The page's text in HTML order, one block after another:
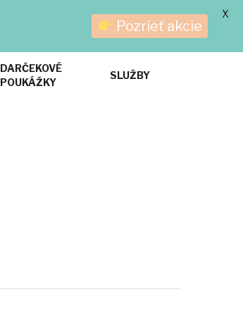
Kontakt
DARČEKOVÉ
POUKÁŽKY
SLUŽBY
Pozrieť akcie
X